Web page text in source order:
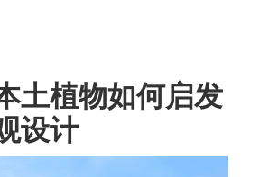
土植物如何启发
设计